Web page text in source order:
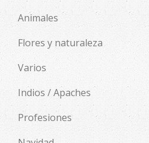
Animales
Flores y naturaleza
Varios
Indios / Apaches
Profesiones